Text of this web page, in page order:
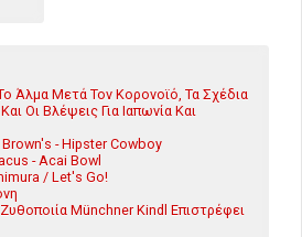
Άλμα Μετά Τον Κορονοϊό, Τα Σχέδια
Οι Βλέψεις Για Ιαπωνία Και
- Hipster Cowboy
- Acai Bowl
/ Let's Go!
Münchner Kindl Επιστρέφει